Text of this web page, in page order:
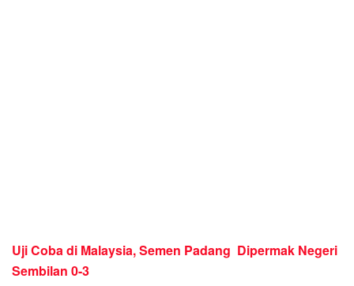
Uji Coba di Malaysia, Semen Padang Dipermak Negeri
Sembilan 0-3